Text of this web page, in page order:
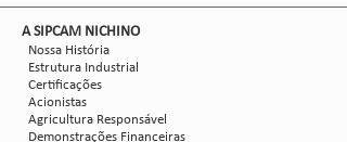
​A SIPCAM NICHINO
Nossa História
Estrutura Industrial
Certificações
Acionistas
Agricultura Responsável
Demonstrações Financeiras